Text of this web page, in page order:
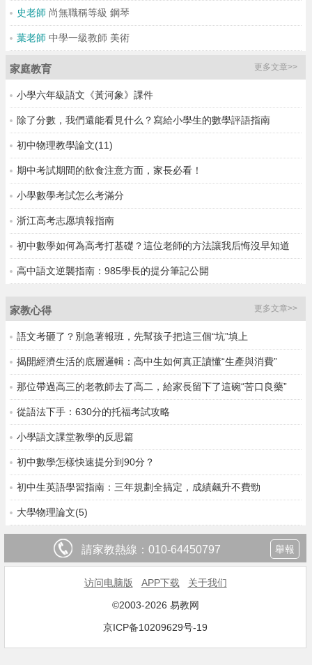
史老師 尚無職稱等級 鋼琴
葉老師 中學一級教師 美術
更多文章>>
家庭教育
小學六年級語文《黃河象》課件
除了分數，我們還能看見什么？寫給小學生的數學評語指南
初中物理教學論文(11)
期中考試期間的飲食注意方面，家長必看！
小學數學考試怎么考滿分
浙江高考志愿填報指南
初中數學如何為高考打基礎？這位老師的方法讓我后悔沒早知道
高中語文逆襲指南：985學長的提分筆記公開
更多文章>>
家教心得
語文考砸了？別急著報班，先幫孩子把這三個“坑”填上
揭開經濟生活的底層邏輯：高中生如何真正讀懂“生產與消費”
那位帶過高三的老教師去了高二，給家長留下了這碗“苦口良藥”
從語法下手：630分的托福考試攻略
小學語文課堂教學的反思篇
初中數學怎樣快速提分到90分？
初中生英語學習指南：三年規劃全搞定，成績飆升不費勁
大學物理論文(5)
請家教熱線： 010-64450797 舉報
访问电脑版 APP下载
关于我们
©2003-2026 易教网
京ICP备10209629号-19